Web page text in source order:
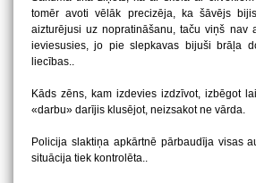
tomēr avoti vēlāk precizēja, ka šāvējs
aizturējusi uz nopratināšanu, taču viņš nav
ieviesusies, jo pie slepkavas bijuši brāļa
liecības..
Kāds zēns, kam izdevies izdzīvot, izbēgot
«darbu» darījis klusējot, neizsakot ne vārda.
Policija slaktiņa apkārtnē pārbaudīja visas
situācija tiek kontrolēta..